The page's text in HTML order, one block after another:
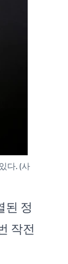
다. (사
된 정
작전